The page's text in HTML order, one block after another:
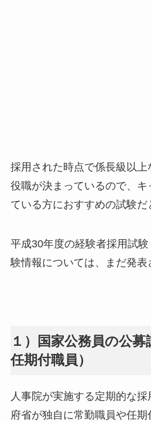
採用された時点で係長級以
役職が決まっているので、キ
ている方におすすめの試験だ
平成30年度の経験者採用試
験情報については、まだ発表
１）国家公務員の公募
任期付職員）
人事院が実施する定期的な
府省が独自に常勤職員や任